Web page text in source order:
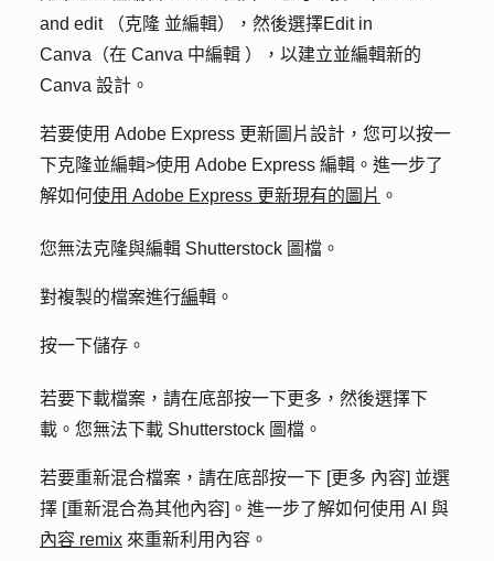
and edit
（克隆 並編輯），然後選擇Edit in
Canva（在 Canva 中編輯 ），以建立並編輯新的
Canva 設計。
若要使用 Adobe Express 更新圖片設計，您可以按一
下克隆並編輯>使用 Adobe Express 編輯 。進一步了
解如何使用 Adobe Express 更新現有的圖片 。
您無法克隆與編輯 Shutterstock 圖檔。
對複製的檔案進行編輯。
按一下儲存 。
若要下載檔案，請在底部按一下更多 ，然後選擇下
載 。您無法下載 Shutterstock 圖檔。
若要重新混合檔案，請在底部按一下 [更多 內容] 並選
擇 [重新混合為其他內容]。進一步了解如何使用 AI 與
內容 remix 來重新利用內容。